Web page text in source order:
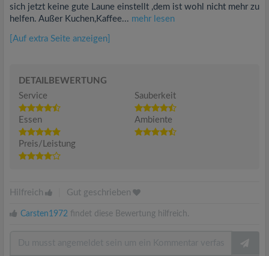
sich jetzt keine gute Laune einstellt ,dem ist wohl nicht mehr zu
helfen. Außer Kuchen,Kaffee... mehr lesen
[Auf extra Seite anzeigen]
DETAILBEWERTUNG
Service
Sauberkeit
Essen Ambiente
Preis/Leistung
Hilfreich Gut geschrieben
Carsten1972 findet diese Bewertung hilfreich.